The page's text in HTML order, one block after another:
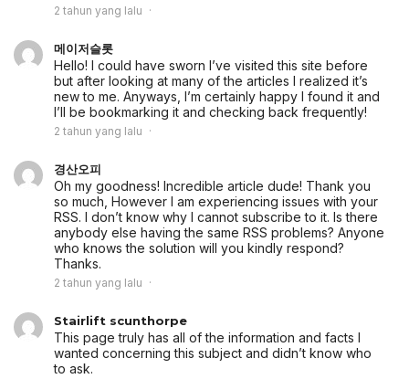
2 tahun yang lalu
메이저슬롯
Hello! I could have sworn I’ve visited this site before
but after looking at many of the articles I realized it’s
new to me. Anyways, I’m certainly happy I found it and
I’ll be bookmarking it and checking back frequently!
2 tahun yang lalu
경산오피
Oh my goodness! Incredible article dude! Thank you
so much, However I am experiencing issues with your
RSS. I don’t know why I cannot subscribe to it. Is there
anybody else having the same RSS problems? Anyone
who knows the solution will you kindly respond?
Thanks.
2 tahun yang lalu
Stairlift scunthorpe
This page truly has all of the information and facts I
wanted concerning this subject and didn’t know who
to ask.